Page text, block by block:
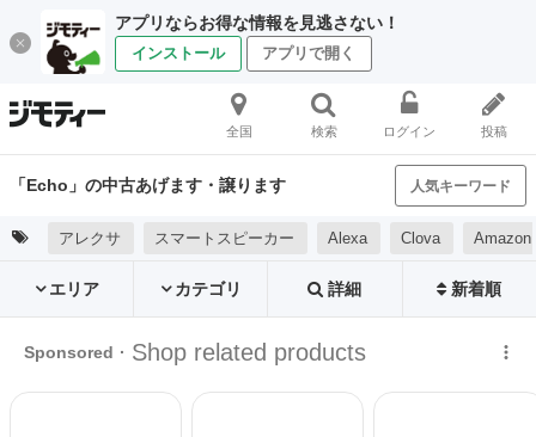
アプリならお得な情報を見逃さない！
インストール アプリで開く
全国 検索 ログイン 投稿
「Echo」の中古あげます・譲ります 人気キーワード
アレクサ スマートスピーカー Alexa Clova Amazon
エリア カテゴリ 詳細 新着順